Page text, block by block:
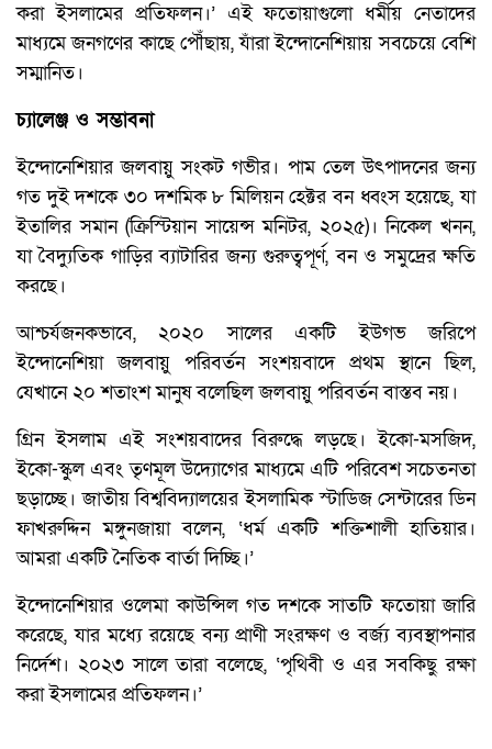
করা ইসলামের প্রতিফলন।’ এই ফতোয়াগুলো ধর্মীয় নেতাদের
মাধ্যমে জনগণের কাছে পৌঁছায়, যাঁরা ইন্দোনেশিয়ায় সবচেয়ে বেশি
সম্মানিত।
চ্যালেঞ্জ ও সম্ভাবনা
ইন্দোনেশিয়ার জলবায়ু সংকট গভীর। পাম তেল উৎপাদনের জন্য
গত দুই দশকে ৩০ দশমিক ৮ মিলিয়ন হেক্টর বন ধ্বংস হয়েছে, যা
ইতালির সমান (ক্রিস্টিয়ান সায়েন্স মনিটর, ২০২৫)। নিকেল খনন,
যা বৈদ্যুতিক গাড়ির ব্যাটারির জন্য গুরুত্বপূর্ণ, বন ও সমুদ্রের ক্ষতি
করছে।
আশ্চর্যজনকভাবে, ২০২০ সালের একটি ইউগভ জরিপে
ইন্দোনেশিয়া জলবায়ু পরিবর্তন সংশয়বাদে প্রথম স্থানে ছিল,
যেখানে ২০ শতাংশ মানুষ বলেছিল জলবায়ু পরিবর্তন বাস্তব নয়।
গ্রিন ইসলাম এই সংশয়বাদের বিরুদ্ধে লড়ছে। ইকো-মসজিদ,
ইকো-স্কুল এবং তৃণমূল উদ্যোগের মাধ্যমে এটি পরিবেশ সচেতনতা
ছড়াচ্ছে। জাতীয় বিশ্ববিদ্যালয়ের ইসলামিক স্টাডিজ সেন্টারের ডিন
ফাখরুদ্দিন মঙ্গুনজায়া বলেন, ‘ধর্ম একটি শক্তিশালী হাতিয়ার।
আমরা একটি নৈতিক বার্তা দিচ্ছি।’
ইন্দোনেশিয়ার ওলেমা কাউন্সিল গত দশকে সাতটি ফতোয়া জারি
করেছে, যার মধ্যে রয়েছে বন্য প্রাণী সংরক্ষণ ও বর্জ্য ব্যবস্থাপনার
নির্দেশ। ২০২৩ সালে তারা বলেছে, ‘পৃথিবী ও এর সবকিছু রক্ষা
করা ইসলামের প্রতিফলন।’